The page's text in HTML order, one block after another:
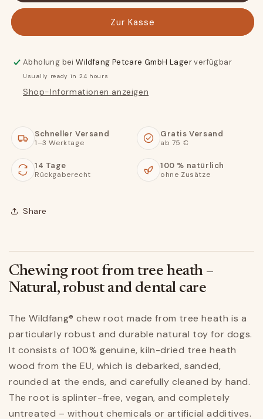
Zur Kasse
Abholung beiWildfang Petcare GmbH Lagerverfügbar
Usually ready in 24 hours
Shop-Informationen anzeigen
Schneller Versand
1–3 Werktage
Gratis Versand
ab 75 €
14 Tage
Rückgaberecht
100 % natürlich
ohne Zusätze
Share
Chewing root from tree heath –
Natural, robust and dental care
The Wildfang® chew root made from tree heath is a
particularly robust and durable natural toy for dogs.
It consists of 100% genuine, kiln-dried tree heath
wood from the EU, which is debarked, sanded,
rounded at the ends, and carefully cleaned by hand.
The root is splinter-free, vegan, and completely
untreated – without chemicals or artificial additives.